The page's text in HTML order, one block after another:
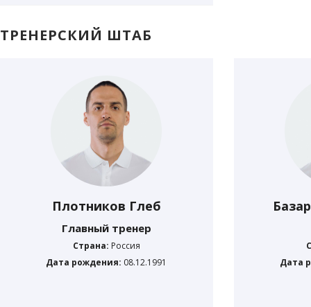
ТРЕНЕРСКИЙ ШТАБ
Плотников Глеб
Главный тренер
Страна: Россия
Дата рождения: 08.12.1991
Дата